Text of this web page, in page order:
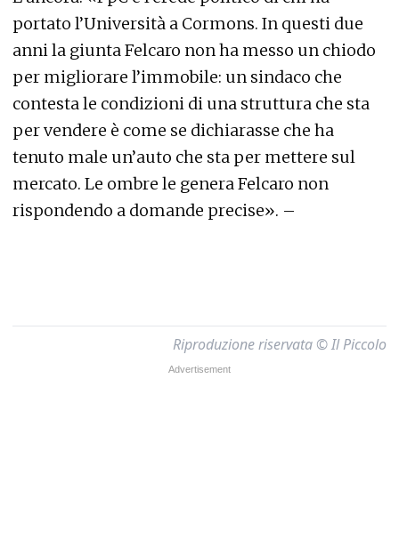
portato l’Università a Cormons. In questi due
anni la giunta Felcaro non ha messo un chiodo
per migliorare l’immobile: un sindaco che
contesta le condizioni di una struttura che sta
per vendere è come se dichiarasse che ha
tenuto male un’auto che sta per mettere sul
mercato. Le ombre le genera Felcaro non
rispondendo a domande precise». –
Riproduzione riservata © Il Piccolo